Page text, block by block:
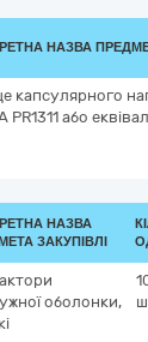
НАЗВА
капсулярного
або
НАЗВА
ЗАКУПІВЛІ
оболонки,